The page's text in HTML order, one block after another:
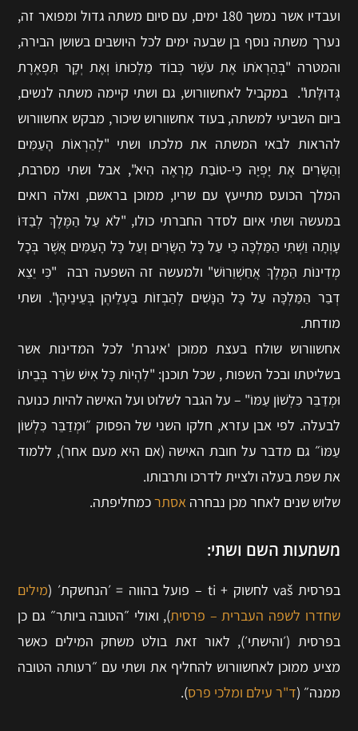
ועבדיו אשר נמשך 180 ימים, עם סיום משתה גדול ומפואר זה,
נערך משתה נוסף בן שבעה ימים לכל היושבים בשושן הבירה,
והמטרה "בְּהַרְאֹתוֹ אֶת עֹשֶׁר כְּבוֹד מַלְכוּתוֹ וְאֶת יְקָר תִּפְאֶרֶת
גְּדוּלָּתוֹ". במקביל לאחשוורוש, גם ושתי קיימה משתה לנשים,
ביום השביעי למשתה, בעוד אחשוורוש שיכור, מבקש אחשוורוש
להראות לבאי המשתה את מלכתו ושתי "לְהַרְאוֹת הָעַמִּים
וְהַשָּׂרִים אֶת יָפְיָהּ כִּי-טוֹבַת מַרְאֶה הִיא", אבל ושתי מסרבת,
המלך הכועס מתייעץ עם שריו, ממוכן בראשם, ואלה רואים
במעשה ושתי איום לסדר החברתי כולו, "לֹא עַל הַמֶּלֶךְ לְבַדּוֹ
עָוְתָה וַשְׁתִּי הַמַּלְכָּה כִּי עַל כָּל הַשָּׂרִים וְעַל כָּל הָעַמִּים אֲשֶׁר בְּכָל
מְדִינוֹת הַמֶּלֶךְ אֲחַשְׁוֵרוֹשׁ" ולמעשה זה השפעה רבה "כִּי יֵצֵא
דְבַר הַמַּלְכָּה עַל כָּל הַנָּשִׁים לְהַבְזוֹת בַּעְלֵיהֶן בְּעֵינֵיהֶן". ושתי
מודחת.
אחשוורוש שולח בעצת ממוכן 'איגרת' לכל המדינות אשר
בשליטתו ובכל השפות , שכל תוכנן: "לִהְיוֹת כָּל אִישׁ שֹׂרֵר בְּבֵיתוֹ
וּמְדַבֵּר כִּלְשׁוֹן עַמּוֹ" – על הגבר לשלוט ועל האישה להיות כנועה
לבעלה. לפי אבן עזרא, חלקו השני של הפסוק ״וּמְדַבֵּר כִּלְשׁוֹן
עַמּוֹ״ גם מדבר על חובת האישה (אם היא מעם אחר), ללמוד
את שפת בעלה ולציית לדרכו ותרבותו.
שלוש שנים לאחר מכן נבחרהאסתרכמחליפתה.
משמעות השם ושתי:
בפרסית vaš לחשוק + ti – פועל בהווה = ׳הנחשקת׳ (
מילים
שחדרו לשפה העברית – פרסית), ואולי ״הטובה ביותר״ גם כן
בפרסית (׳והישתי׳), לאור זאת בולט משחק המילים כאשר
מציע ממוכן לאחשוורוש להחליף את ושתי עם ״רעותה הטובה
ממנה״ (ד"ר עילם ומלכי פרס).